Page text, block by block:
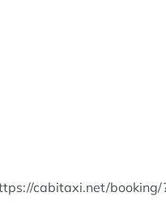
cabitaxi.net/